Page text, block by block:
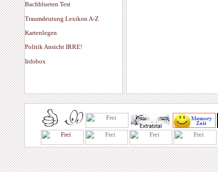
Bachblueten Test
Traumdeutung Lexikon A-Z
Kartenlegen
Politik Ansicht IRRE!
Infobox